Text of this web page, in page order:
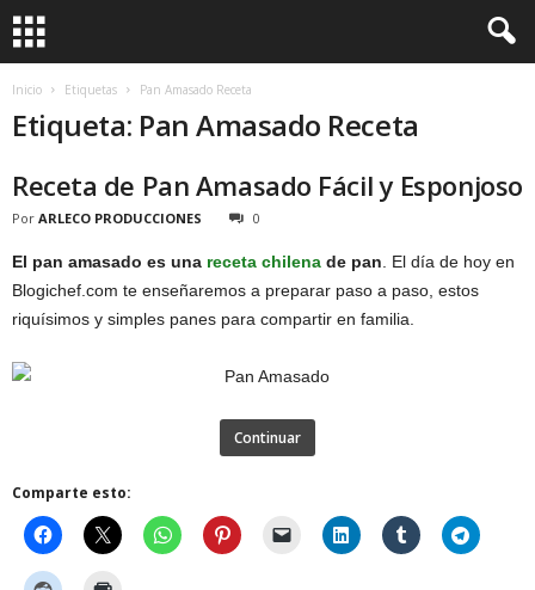
Inicio Etiquetas Pan Amasado Receta
Etiqueta: Pan Amasado Receta
Receta de Pan Amasado Fácil y Esponjoso
Por ARLECO PRODUCCIONES 0
El pan amasado es una receta chilena de pan . El día de hoy en
Blogichef.com te enseñaremos a preparar paso a paso, estos
riquísimos y simples panes para compartir en familia.
Continuar
Comparte esto: